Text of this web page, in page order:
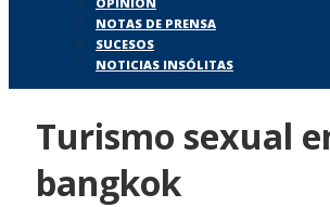
NOTAS DE PRENSA
SUCESOS
NOTICIAS INSÓLITAS
Turismo sexual
bangkok